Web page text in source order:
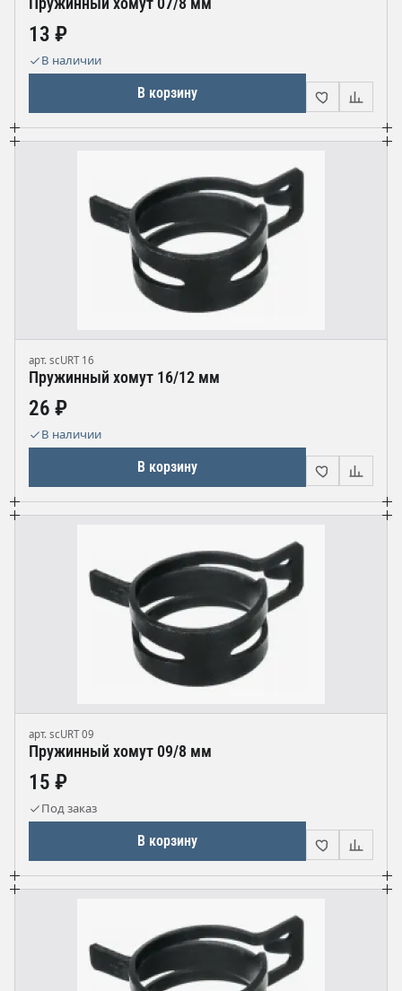
13 ₽
В наличии
В корзину
арт. scURT 16
Пружинный хомут 16/12 мм
26 ₽
В наличии
В корзину
арт. scURT 09
Пружинный хомут 09/8 мм
15 ₽
Под заказ
В корзину